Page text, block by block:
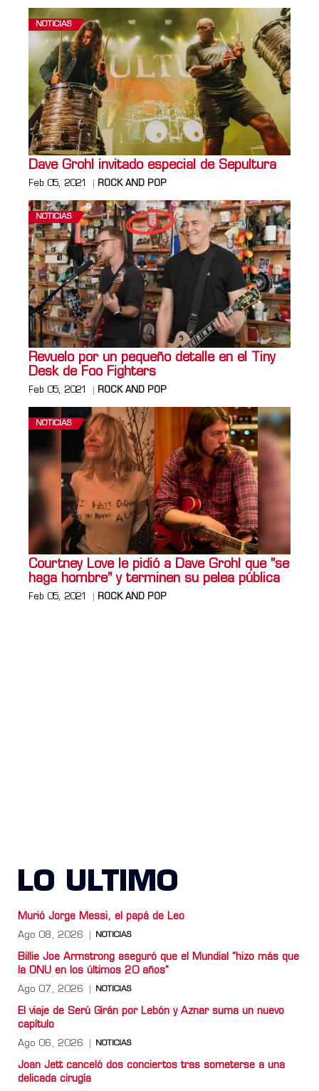
NOTICIAS
Dave Grohl invitado especial de Sepultura
Feb 05, 2021 ROCK AND POP
NOTICIAS
Revuelo por un pequeño detalle en el Tiny
Desk de Foo Fighters
Feb 05, 2021 ROCK AND POP
NOTICIAS
Courtney Love le pidió a Dave Grohl que "se
haga hombre" y terminen su pelea pública
Feb 05, 2021 ROCK AND POP
LO ULTIMO
Murió Jorge Messi, el papá de Leo
Ago 08, 2026 NOTICIAS
Billie Joe Armstrong aseguró que el Mundial “hizo más que
la ONU en los últimos 20 años”
Ago 07, 2026 NOTICIAS
El viaje de Serú Girán por Lebón y Aznar suma un nuevo
capítulo
Ago 06, 2026 NOTICIAS
Joan Jett canceló dos conciertos tras someterse a una
delicada cirugía